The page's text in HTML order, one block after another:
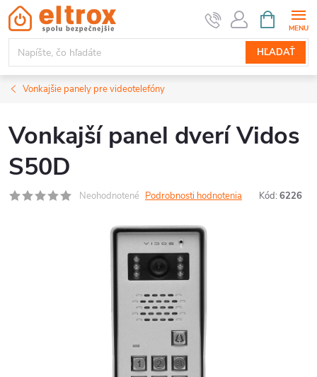
Prejsť
na
obsah
HĽADAŤ
KOŠÍK
Vonkajšie panely pre videotelefóny
Vonkajší panel dverí Vidos
S50D
Neohodnotené Podrobnosti hodnotenia Kód: 6226